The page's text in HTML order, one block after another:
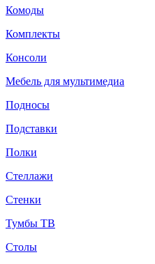
Комоды
Комплекты
Консоли
Мебель для мультимедиа
Подносы
Подставки
Полки
Стеллажи
Стенки
Тумбы ТВ
Столы